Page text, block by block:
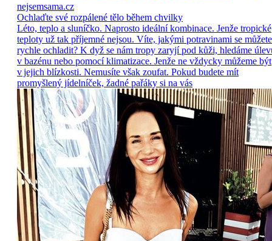
nejsemsama.cz
Ochlaďte své rozpálené tělo během chvilky
Léto, teplo a sluníčko. Naprosto ideální kombinace. Jenže tropické
teploty už tak příjemné nejsou. Víte, jakými potravinami se můžete
rychle ochladit? K dyž se nám tropy zaryjí pod kůži, hledáme
v bazénu nebo pomocí klimatizace. Jenže ne vždycky můžeme být
v jejich blízkosti. Nemusíte však zoufat. Pokud budete mít
promyšlený jídelníček, žadné pařáky si na vás